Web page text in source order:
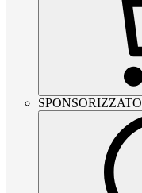
SPONSORIZZATO